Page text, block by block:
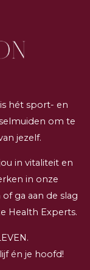
hét sport- en
om te
jezelf.
in vitaliteit en
in onze
ga aan de slag
Health Experts.
én je hoofd!